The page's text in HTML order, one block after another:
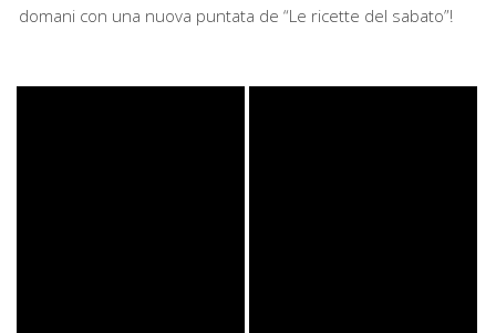
domani con una nuova puntata de “Le ricette del sabato”!